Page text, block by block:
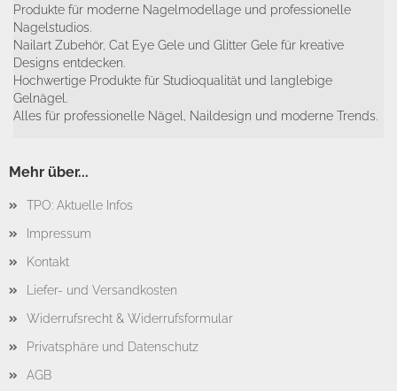
Produkte für moderne Nagelmodellage und professionelle
Nagelstudios.
Nailart Zubehör, Cat Eye Gele und Glitter Gele für kreative
Designs entdecken.
Hochwertige Produkte für Studioqualität und langlebige
Gelnägel.
Alles für professionelle Nägel, Naildesign und moderne Trends.
Mehr über...
TPO: Aktuelle Infos
Impressum
Kontakt
Liefer- und Versandkosten
Widerrufsrecht & Widerrufsformular
Privatsphäre und Datenschutz
AGB